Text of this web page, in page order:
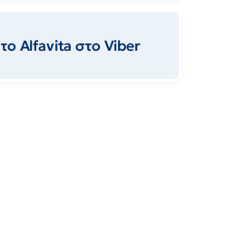
Αlfavita στο Viber